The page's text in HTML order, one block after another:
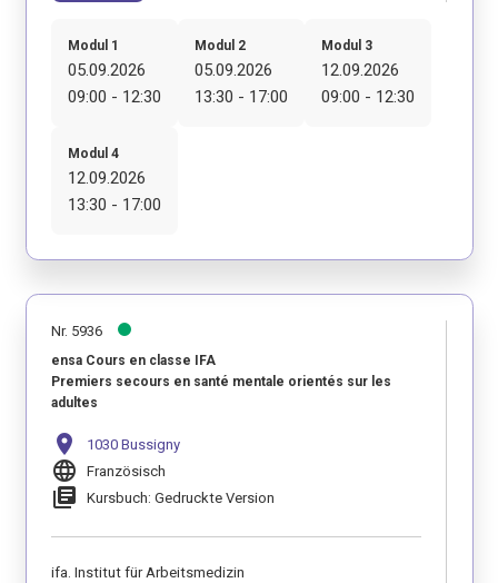
Modul 1
05.09.2026
09:00 - 12:30
Modul 2
05.09.2026
13:30 - 17:00
Modul 3
12.09.2026
09:00 - 12:30
Modul 4
12.09.2026
13:30 - 17:00
Nr. 5936
ensa Cours en classe IFA
Premiers secours en santé mentale orientés sur les
adultes
location_on 1030 Bussigny
language Französisch
library_books Kursbuch: Gedruckte Version
ifa. Institut für Arbeitsmedizin